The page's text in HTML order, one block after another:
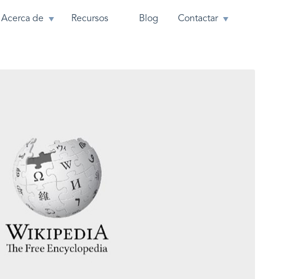
Acerca de Recursos Blog Contactar